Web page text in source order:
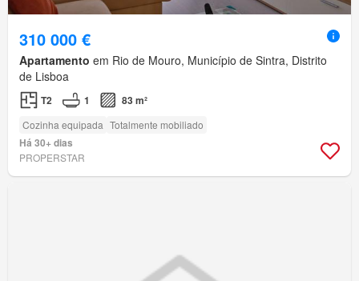
310 000 €
Apartamento em Rio de Mouro, Município de Sintra, Distrito
de Lisboa
T2 1 83 m²
Cozinha equipada Totalmente mobiliado
Há 30+ dias
PROPERSTAR